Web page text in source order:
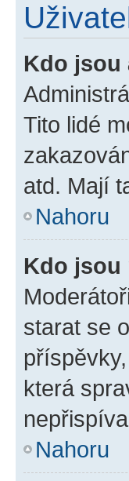
Kdo jsou
Tito lidé
atd. Mají
Nahoru
Kdo jsou
starat se
která
Nahoru